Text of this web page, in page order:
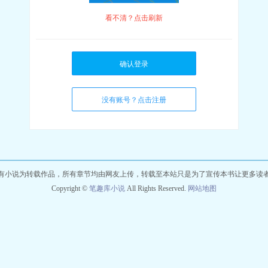
看不清？点击刷新
确认登录
没有账号？点击注册
小说为转载作品，所有章节均由网友上传，转载至本站只是为了宣传本书让更多读
Copyright © 笔趣库小说 All Rights Reserved. 网站地图